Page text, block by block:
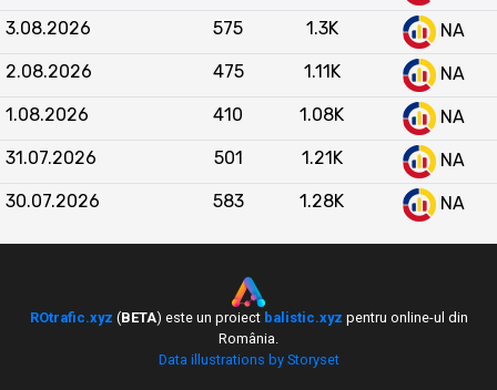
aestet.ro
nu înregistrează trafic vizibil în această
rămâne mult în urmă
cu valori sub 2.200 vizitatori unici lunar. Tendința
generală arată că
abeauty.ro
își consolidează
medicală din România, menținând un avantaj
competitiv clar față de celelalte site-uri din
3.08.2026
575 1.3K
NA
2.08.2026
475 1.11K
NA
1.08.2026
410 1.08K
NA
31.07.2026
501 1.21K
NA
30.07.2026
583 1.28K NA
ROtrafic.xyz (BETA) este un proiect balistic.xyz pentru online-ul din
România.
Data illustrations by Storyset